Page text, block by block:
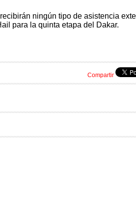
ningún tipo de asistencia
para la quinta etapa del Dakar.
Compartir